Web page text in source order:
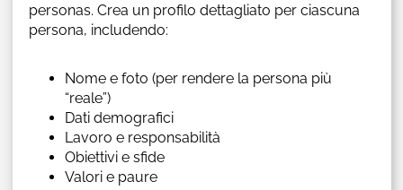
personas. Crea un profilo dettagliato per ciascuna
persona, includendo:
Nome e foto (per rendere la persona più
“reale”)
Dati demografici
Lavoro e responsabilità
Obiettivi e sfide
Valori e paure